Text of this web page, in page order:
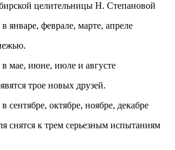
целительницы Н. Степановой
январе, феврале, марте, апреле
в мае, июне, июле и августе
трое новых друзей.
сентябре, октябре, ноябре, декабре
снятся к трем серьезным испытаниям